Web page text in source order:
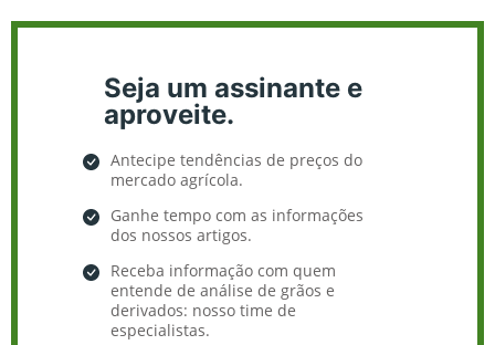
Seja um assinante e
aproveite.
Antecipe tendências de preços do
mercado agrícola.
Ganhe tempo com as informações
dos nossos artigos.
Receba informação com quem
entende de análise de grãos e
derivados: nosso time de
especialistas.